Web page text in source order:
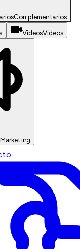
Complementarios
VideosVideos
Marketing